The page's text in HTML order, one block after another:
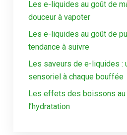
Les e-liquides au goût de
douceur à vapoter
Les e-liquides au goût de
tendance à suivre
Les saveurs de e-liquides :
sensoriel à chaque bouffée
Les effets des boissons au
l’hydratation